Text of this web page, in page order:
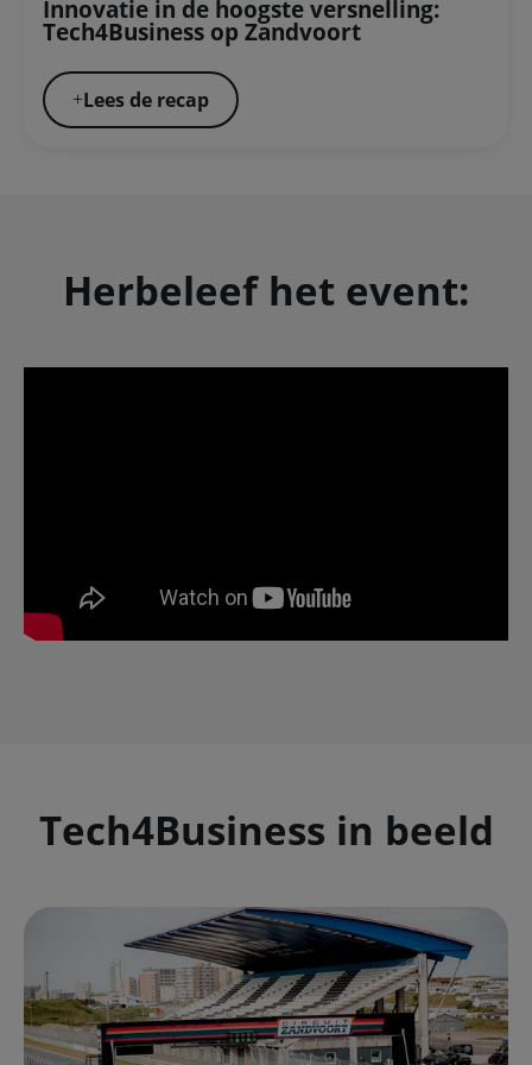
Innovatie in de hoogste versnelling:
Tech4Business op Zandvoort
Lees de recap
Herbeleef het event:
Tech4Business in beeld